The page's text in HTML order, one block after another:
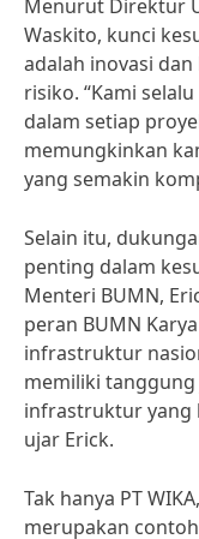
Menurut Direktur
Waskito, kunci
adalah inovasi
risiko. “Kami
dalam setiap
memungkinkan
yang semakin
Selain itu,
penting dalam
Menteri BUMN,
peran BUMN
infrastruktur
memiliki
infrastruktur yang
ujar Erick.
Tak hanya PT
merupakan